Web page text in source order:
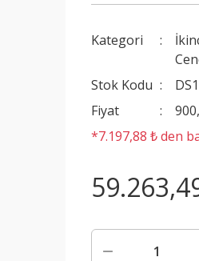
Kategori
Stok Kodu
Fiyat
*7.197,88 ₺ den